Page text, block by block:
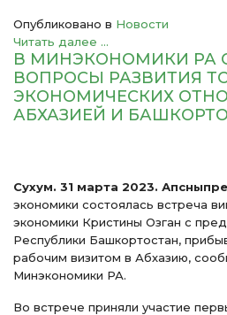
Опубликовано в Новости
Читать далее ...
В МИНЭКОНОМИКИ РА
ВОПРОСЫ РАЗВИТИЯ
ЭКОНОМИЧЕСКИХ
АБХАЗИЕЙ И
Сухум. 31 марта 2023.
экономики состоялась встреча
экономики Кристины Озган с
Республики Башкортостан,
рабочим визитом в Абхазию,
Минэкономики РА.
Во встрече приняли участие